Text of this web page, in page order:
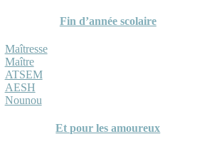
Fin d’année scolaire
Maîtresse
Maître
ATSEM
AESH
Nounou
Et pour les amoureux